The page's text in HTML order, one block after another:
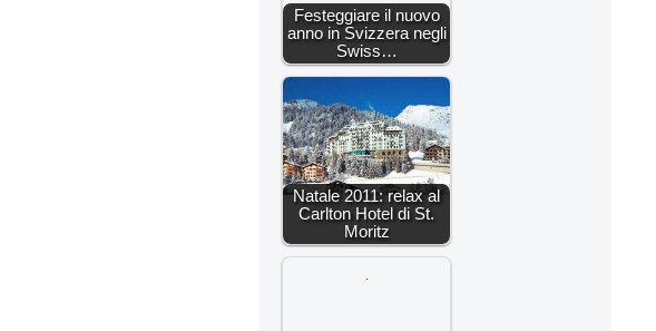
Festeggiare il nuovo
anno in Svizzera negli
Swiss…
Natale 2011: relax al
Carlton Hotel di St.
Moritz